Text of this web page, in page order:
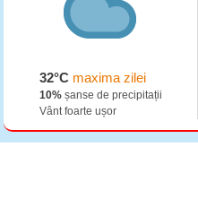
32°Cmaxima zilei
10%șanse de precipitații
Vânt foarte ușor